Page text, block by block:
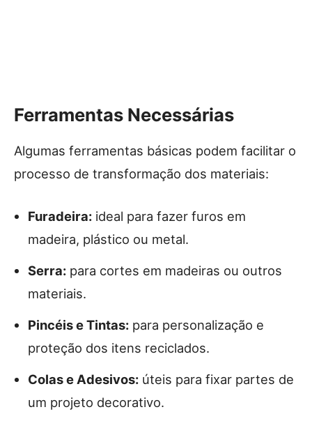
Ferramentas Necessárias
Algumas ferramentas básicas podem facilitar o
processo de transformação dos materiais:
Furadeira: ideal para fazer furos em
madeira, plástico ou metal.
Serra: para cortes em madeiras ou outros
materiais.
Pincéis e Tintas: para personalização e
proteção dos itens reciclados.
Colas e Adesivos: úteis para fixar partes de
um projeto decorativo.